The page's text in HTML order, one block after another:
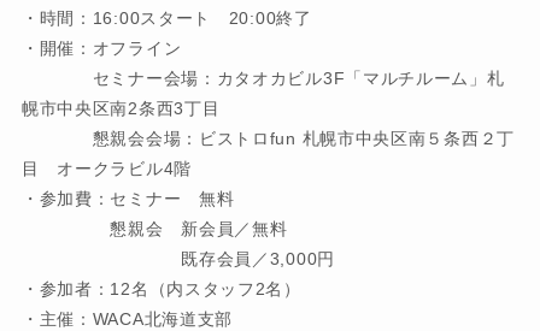
・時間：16:00スタート 20:00終了
・開催：オフライン
セミナー会場：カタオカビル3F「マルチルーム」札
幌市中央区南2条西3丁目
懇親会会場：ビストロfun 札幌市中央区南５条西２丁
目 オークラビル4階
・参加費：セミナー 無料
懇親会 新会員／無料
既存会員／3,000円
・参加者：12名（内スタッフ2名）
・主催：WACA北海道支部